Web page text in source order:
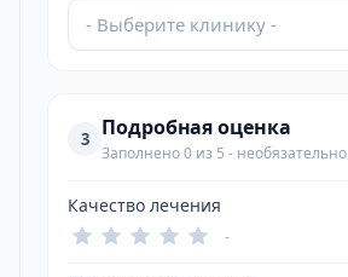
- Выберите клинику -
3 Подробная оценка
Заполнено 0 из 5 - необязательно
Качество лечения
-